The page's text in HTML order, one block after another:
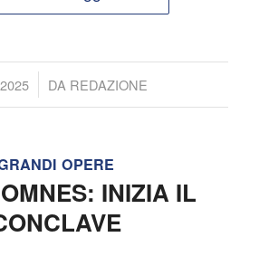
DA REDAZIONE
OPERE
INIZIA IL